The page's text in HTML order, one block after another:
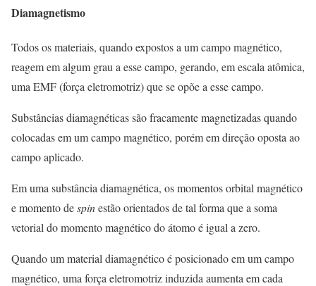
Diamagnetismo
Todos os materiais, quando expostos a um campo magnético,
reagem em algum grau a esse campo, gerando, em escala atômica,
uma EMF (força eletromotriz) que se opõe a esse campo.
Substâncias diamagnéticas são fracamente magnetizadas quando
colocadas em um campo magnético, porém em direção oposta ao
campo aplicado.
Em uma substância diamagnética, os momentos orbital magnético
e momento despinestão orientados de tal forma que a soma
vetorial do momento magnético do átomo é igual a zero.
Quando um material diamagnético é posicionado em um campo
magnético, uma força eletromotriz induzida aumenta em cada